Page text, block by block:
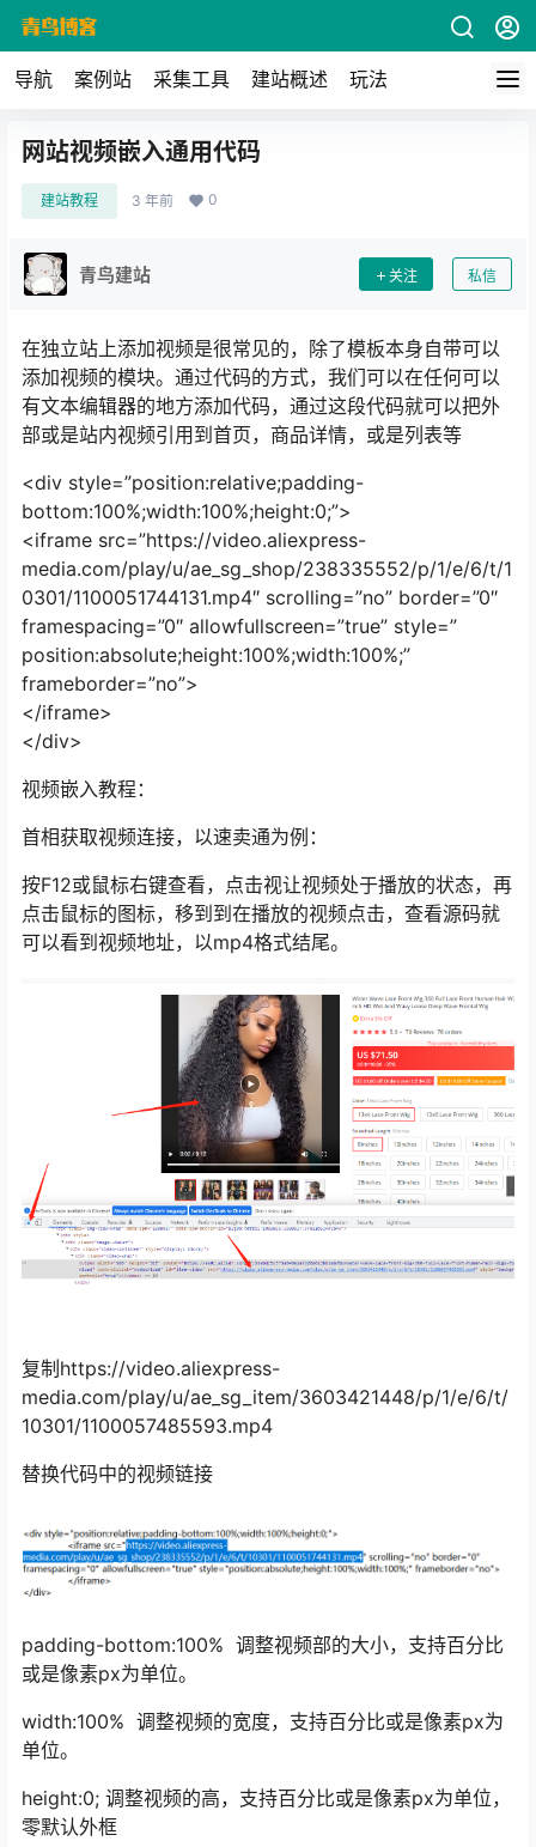
导航 案例站 采集工具 建站概述 玩法
网站视频嵌入通用代码
建站教程 3 年前 0
青鸟建站 关注 私信
在独立站上添加视频是很常见的，除了模板本身自带可以
添加视频的模块。通过代码的方式，我们可以在任何可以
有文本编辑器的地方添加代码，通过这段代码就可以把外
部或是站内视频引用到首页，商品详情，或是列表等
<div style=”position:relative;padding-
bottom:100%;width:100%;height:0;”>
<iframe src=”https://video.aliexpress-
media.com/play/u/ae_sg_shop/238335552/p/1/e/6/t/1
0301/1100051744131.mp4″ scrolling=”no” border=”0″
framespacing=”0″ allowfullscreen=”true” style=”
position:absolute;height:100%;width:100%;”
frameborder=”no”>
</iframe>
</div>
视频嵌入教程：
首相获取视频连接，以速卖通为例：
按F12或鼠标右键查看，点击视让视频处于播放的状态，再
点击鼠标的图标，移到到在播放的视频点击，查看源码就
可以看到视频地址，以mp4格式结尾。
复制https://video.aliexpress-
media.com/play/u/ae_sg_item/3603421448/p/1/e/6/t/
10301/1100057485593.mp4
替换代码中的视频链接
padding-bottom:100% 调整视频部的大小，支持百分比
或是像素px为单位。
width:100% 调整视频的宽度，支持百分比或是像素px为
单位。
height:0; 调整视频的高，支持百分比或是像素px为单位，
零默认外框